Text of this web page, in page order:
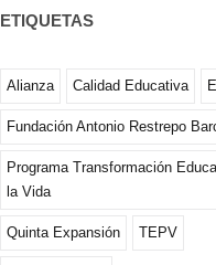
ETIQUETAS
Alianza Calidad Educativa
Fundación Antonio Restrepo
Programa Transformación
la Vida
Quinta Expansión TEPV